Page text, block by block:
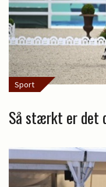
Sport
Så stærkt er det